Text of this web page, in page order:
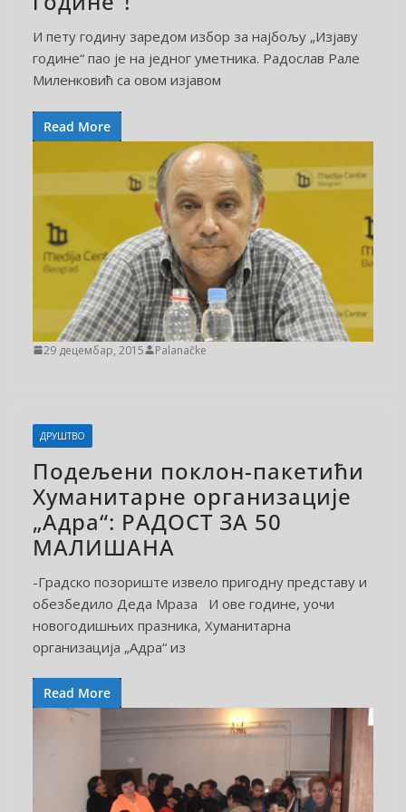
И пету годину заредом избор за најбољу „Изјаву
године“ пао је на једног уметника. Радослав Рале
Миленковић са овом изјавом
Read More
29 децембар, 2015 Palanačke
ДРУШТВО
Подељени поклон-пакетићи
Хуманитарне организације
„Адра“: РАДОСТ ЗА 50
МАЛИШАНА
-Градско позориште извело пригодну представу и
обезбедило Деда Мраза И ове године, уочи
новогодишњих празника, Хуманитарна
организација „Адра“ из
Read More